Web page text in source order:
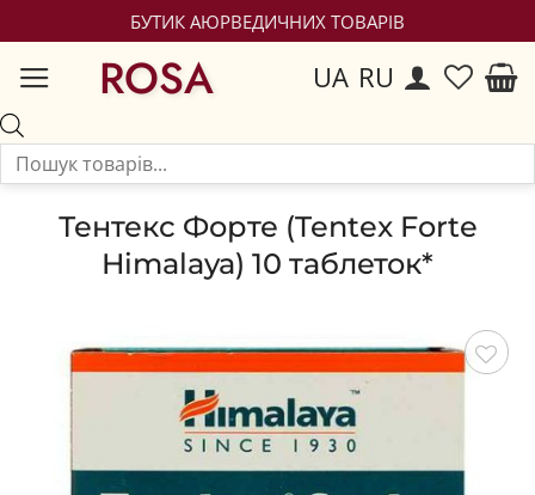
БУТИК АЮРВЕДИЧНИХ ТОВАРІВ
ROSA UA RU
Тентекс Форте (Tentex Forte
Himalaya) 10 таблеток*